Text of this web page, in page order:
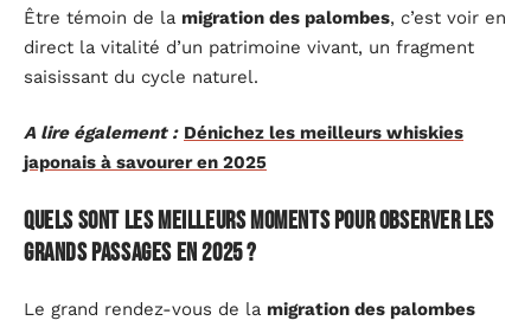
Être témoin de la migration des palombes, c’est voir en
direct la vitalité d’un patrimoine vivant, un fragment
saisissant du cycle naturel.
A lire également : Dénichez les meilleurs whiskies
japonais à savourer en 2025
Quels sont les meilleurs moments pour observer les
grands passages en 2025 ?
Le grand rendez-vous de la migration des palombes